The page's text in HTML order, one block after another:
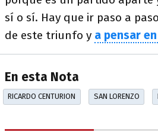
sí o sí. Hay que ir paso a
de este triunfo y a pensar
En esta Nota
RICARDO CENTURION SAN LORENZO